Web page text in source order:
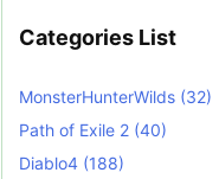
Categories List
MonsterHunterWilds (32)
Path of Exile 2 (40)
Diablo4 (188)